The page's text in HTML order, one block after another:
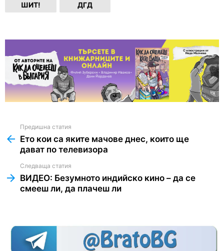
ШИТ! ДГД
more
Предишна статия
Ето кои са яките мачове днес, които ще
дават по телевизора
Следваща статия
ВИДЕО: Безумното индийско кино – да се
смееш ли, да плачеш ли